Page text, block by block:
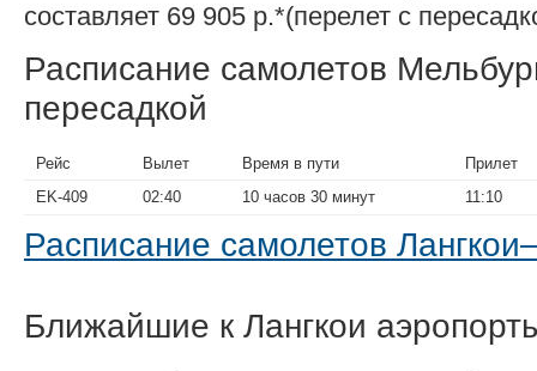
составляет 69 905 р.*(перелет с
Расписание самолетов
пересадкой
Рейс Вылет Время в пути
Прилет
EK-409
02:40 10 часов 30 минут 11:10
Расписание самолетов
Ближайшие к Лангкои